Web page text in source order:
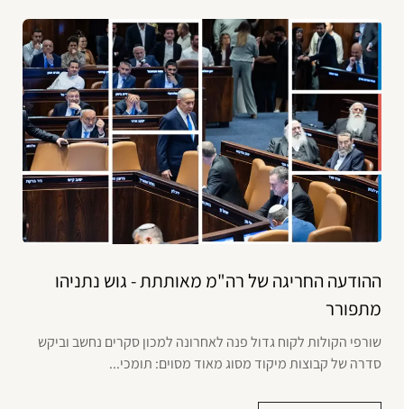
ההודעה החריגה של רה"מ מאותתת - גוש נתניהו
מתפורר
שורפי הקולות לקוח גדול פנה לאחרונה למכון סקרים נחשב וביקש
סדרה של קבוצות מיקוד מסוג מאוד מסוים: תומכי...